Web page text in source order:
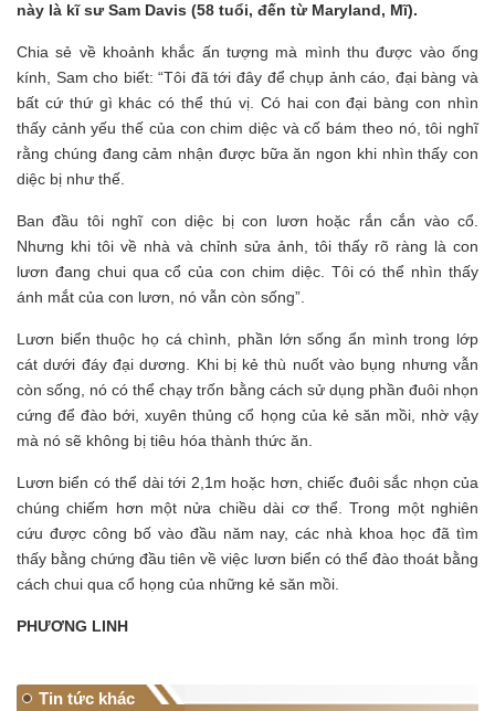
này là kĩ sư Sam Davis (58 tuổi, đến từ Maryland, Mĩ).
Chia sẻ về khoảnh khắc ấn tượng mà mình thu được vào ống
kính, Sam cho biết: “Tôi đã tới đây để chụp ảnh cáo, đại bàng và
bất cứ thứ gì khác có thể thú vị. Có hai con đại bàng con nhìn
thấy cảnh yếu thế của con chim diệc và cố bám theo nó, tôi nghĩ
rằng chúng đang cảm nhận được bữa ăn ngon khi nhìn thấy con
diệc bị như thế.
Ban đầu tôi nghĩ con diệc bị con lươn hoặc rắn cắn vào cổ.
Nhưng khi tôi về nhà và chỉnh sửa ảnh, tôi thấy rõ ràng là con
lươn đang chui qua cổ của con chim diệc. Tôi có thể nhìn thấy
ánh mắt của con lươn, nó vẫn còn sống”.
Lươn biển thuộc họ cá chình, phần lớn sống ẩn mình trong lớp
cát dưới đáy đại dương. Khi bị kẻ thù nuốt vào bụng nhưng vẫn
còn sống, nó có thể chạy trốn bằng cách sử dụng phần đuôi nhọn
cứng để đào bới, xuyên thủng cổ họng của kẻ săn mồi, nhờ vậy
mà nó sẽ không bị tiêu hóa thành thức ăn.
Lươn biển có thể dài tới 2,1m hoặc hơn, chiếc đuôi sắc nhọn của
chúng chiếm hơn một nửa chiều dài cơ thể.Trong một nghiên
cứu được công bố vào đầu năm nay, các nhà khoa học đã tìm
thấy bằng chứng đầu tiên về việc lươn biển có thể đào thoát bằng
cách chui qua cổ họng của những kẻ săn mồi.
PHƯƠNG LINH
Tin tức khác